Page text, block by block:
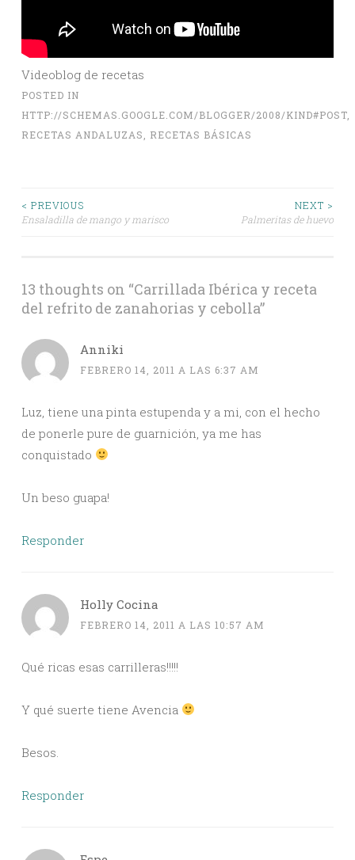
Videoblog de recetas
POSTED IN
HTTP://SCHEMAS.GOOGLE.COM/BLOGGER/2008/KIND#POST
RECETAS ANDALUZAS
RECETAS BÁSICAS
Post
< PREVIOUS
Ensaladilla de mango y marisco
NEXT >
Palmeritas de huevo
13 thoughts on “Carrillada Ibérica y receta
del refrito de zanahorias y cebolla”
Anniki
FEBRERO 14, 2011 A LAS 6:37 AM
Luz, tiene una pinta estupenda y a mi, con el hecho
de ponerle pure de guarnición, ya me has
conquistado
Un beso guapa!
Responder
Holly Cocina
FEBRERO 14, 2011 A LAS 10:57 AM
Qué ricas esas carrilleras!!!!!
Y qué suerte tiene Avencia
Besos.
Responder